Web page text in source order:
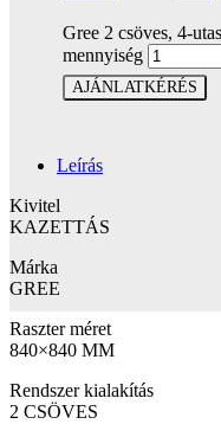
Gree 2 csöves, 4-
mennyiség
AJÁNLATKÉRÉS
Leírás
Kivitel
KAZETTÁS
Márka
GREE
Raszter méret
840×840 MM
Rendszer kialakítás
2 CSÖVES